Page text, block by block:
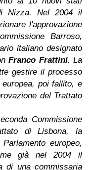
Nizza. Nel 2004 il
l'approvazione
Barroso,
italiano designato
Franco Frattini. La
gestire il processo
poi fallito, e
del Trattato
Commissione
di Lisbona, la
europeo,
già nel 2004 il
di una commissaria